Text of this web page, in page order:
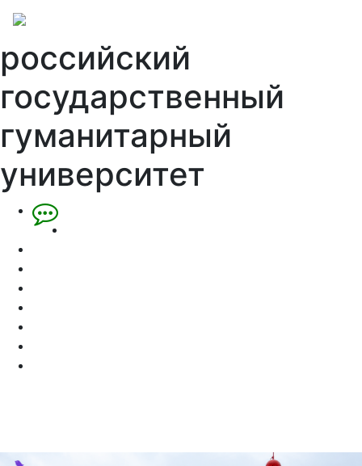
российский
государственный
гуманитарный
университет